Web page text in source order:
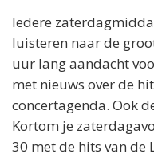
Iedere
luisteren naar de
uur lang aandacht
met nieuws over de
concertagenda. Ook
Kortom je
30 met de hits van de